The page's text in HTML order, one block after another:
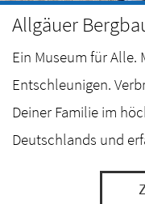
Allgäuer
Ein Museum für Alle.
Entschleunigen.
Deiner Familie im
Deutschlands und
Milch- und